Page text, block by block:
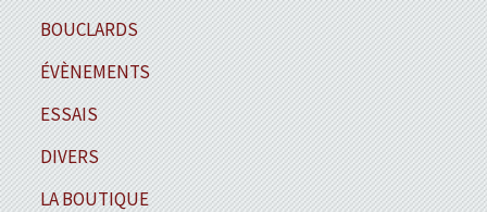
BOUCLARDS
ÉVÈNEMENTS
ESSAIS
DIVERS
LA BOUTIQUE